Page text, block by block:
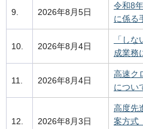
9. 2026年8月5日
令和8
に係る
10. 2026年8月4日
「し
成業務
11. 2026年8月4日
高速ク
につい
12. 2026年8月3日
高度先
案方式